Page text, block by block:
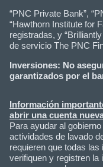
“PNC Private Bank”,
“Hawthorn Institute for
registradas, y
de servicio The PNC
Inversiones: No
garantizados por el
Información
abrir una cuenta
Para ayudar al
actividades de lavado
requieren que todas
verifiquen y registren la